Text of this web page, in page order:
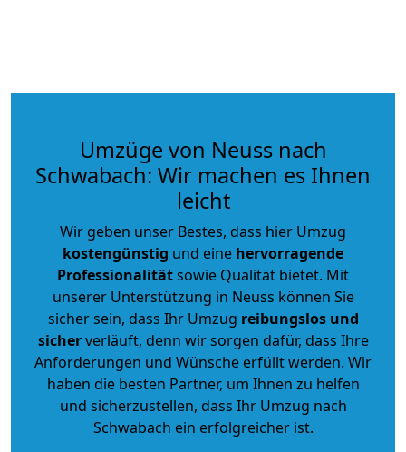
Umzüge von Neuss nach
Schwabach: Wir machen es Ihnen
leicht
Wir geben unser Bestes, dass hier Umzug
kostengünstig und eine hervorragende
Professionalitätsowie Qualität bietet. Mit
unserer Unterstützung in Neuss können Sie
sicher sein, dass Ihr Umzug reibungslos und
sicherverläuft, denn wir sorgen dafür, dass Ihre
Anforderungen und Wünsche erfüllt werden. Wir
haben die besten Partner, um Ihnen zu helfen
und sicherzustellen, dass Ihr Umzug nach
Schwabach ein erfolgreicher ist.